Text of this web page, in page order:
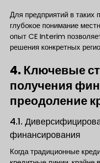
Для предприятий в таких
глубокое понимание
опыт CE Interim
решения конкретных
4. Ключевые
получения
преодоление
4.1.
финансирования
Когда традиционные